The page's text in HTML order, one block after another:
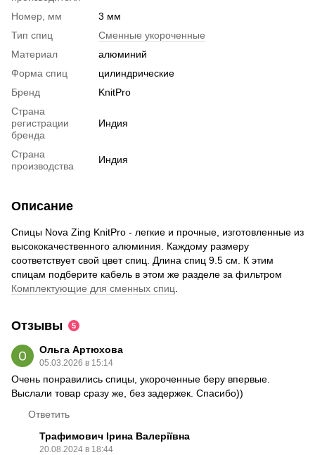
Номер, мм
3 мм
Тип спиц
Сменные укороченные
Материал
алюминий
Форма спиц
цилиндрические
Бренд
KnitPro
Страна
регистрации
бренда
Индия
Страна
производства
Индия
Описание
Спицы Nova Zing KnitPro - легкие и прочные, изготовленные из
высококачественного алюминия. Каждому размеру
соответствует свой цвет спиц. Длина спиц 9.5 см. К этим
спицам подберите кабель в этом же разделе за фильтром
Комплектующие для сменных спиц
Отзывы 5
Ольга Артюхова
05.03.2026 в 15:14
Очень понравились спицы, укороченные беру впервые.
Выслали товар сразу же, без задержек. Спасибо))
Ответить
Трафимович Ірина Валеріївна
20.08.2024 в 18:44